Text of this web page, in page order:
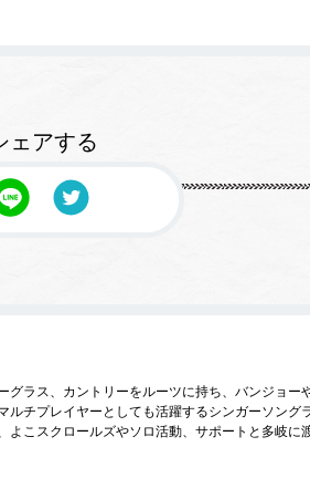
ェアする
グラス、カントリーをルーツに持ち、バンジョー
ルチプレイヤーとしても活躍するシンガーソング
よこスクロールズやソロ活動、サポートと多岐に